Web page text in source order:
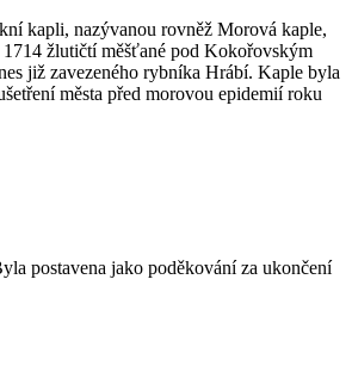
kapli, nazývanou rovněž Morová kaple,
žlutičtí měšťané pod Kokořovským
již zavezeného rybníka Hrábí. Kaple byla
města před morovou epidemií roku
postavena jako poděkování za ukončení